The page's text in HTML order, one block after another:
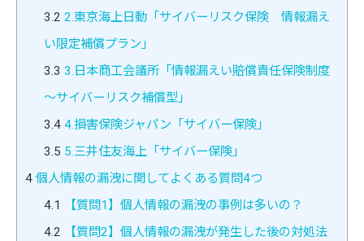
3.2 2.東京海上日動「サイバーリスク保険 情報漏え
い限定補償プラン」
3.3 3.日本商工会議所「情報漏えい賠償責任保険制度
～サイバーリスク補償型」
3.44.損害保険ジャパン「サイバー保険」
3.5 5.三井住友海上「サイバー保険」
4 個人情報の漏洩に関してよくある質問4つ
4.1
【質問1】個人情報の漏洩の事例は多いの？
4.2 【質問2】個人情報の漏洩が発生した後の対処法